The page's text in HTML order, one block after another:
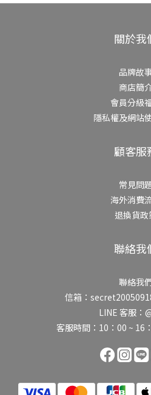
關於我
品牌故
商店簡
會員分級
隱私權及網站
顧客服
常見問
海外消費
退換貨政
聯絡我
聯絡我
信箱：
LINE 客服：
客服時間：10：00 ~ 16